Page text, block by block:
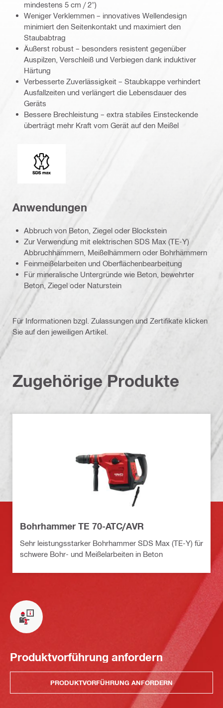
mindestens 5 cm / 2")
Weniger Verklemmen – innovatives Wellendesign
minimiert den Seitenkontakt und maximiert den
Staubabtrag
Äußerst robust – besonders resistent gegenüber
Auspilzen, Verschleiß und Verbiegen dank induktiver
Härtung
Verbesserte Zuverlässigkeit – Staubkappe verhindert
Ausfallzeiten und verlängert die Lebensdauer des
Geräts
Bessere Brechleistung – extra stabiles Einsteckende
überträgt mehr Kraft vom Gerät auf den Meißel
Einsteckenden
Anwendungen
Abbruch von Beton, Ziegel oder Blockstein
Zur Verwendung mit elektrischen SDS Max (TE-Y)
Abbruchhämmern, Meißelhämmern oder Bohrhämmern
Feinmeißelarbeiten und Oberflächenbearbeitung
Für mineralische Untergründe wie Beton, bewehrter
Beton, Ziegel oder Naturstein
Für Informationen bzgl. Zulassungen und Zertifikate klicken
Sie auf den jeweiligen Artikel.
Zugehörige Produkte
Bohrhammer TE 70-ATC/AVR
Sehr leistungsstarker Bohrhammer SDS Max (TE-Y) für
schwere Bohr- und Meißelarbeiten in Beton
Produktvorführung anfordern
PRODUKTVORFÜHRUNG ANFORDERN